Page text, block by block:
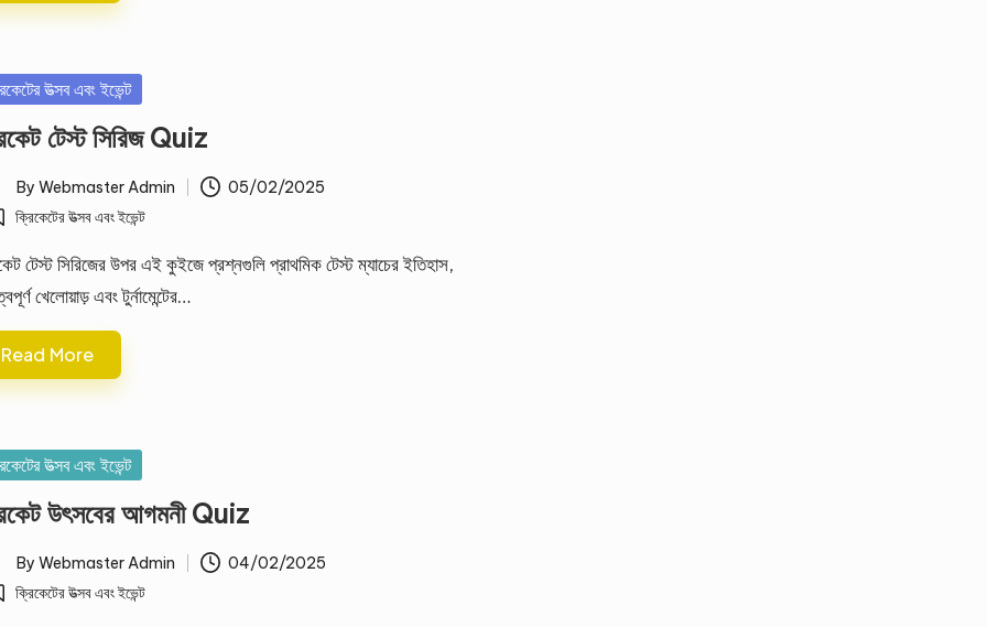
উত্সব এবং ইভেন্ট
টেস্ট সিরিজ Quiz
By Webmaster Admin 05/02/2025
ক্রিকেটের উত্সব এবং ইভেন্ট
টেস্ট সিরিজের উপর এই কুইজে প্রশ্নগুলি প্রাথমিক টেস্ট ম্যাচের ইতিহাস,
খেলোয়াড় এবং টুর্নামেন্টের…
Read More
উত্সব এবং ইভেন্ট
উৎসবের আগমনী Quiz
By Webmaster Admin 04/02/2025
ক্রিকেটের উত্সব এবং ইভেন্ট